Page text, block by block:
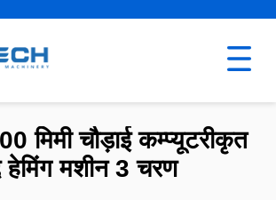
मिमी चौड़ाई कम्प्यूटरीकृत
हेमिंग मशीन 3 चरण